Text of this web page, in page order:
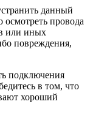
данный
осмотреть провода
или иных
повреждения,
подключения
в том, что
хороший